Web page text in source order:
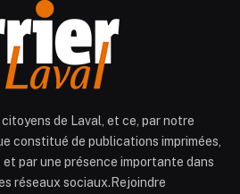
citoyens de Laval, et ce, par notre
constitué de publications imprimées,
par une présence importante dans
réseaux sociaux.Rejoindre